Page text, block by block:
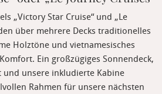
„Victory Star Cruise“ und „Le
über mehrere Decks traditionelles
Holztöne und vietnamesisches
Ein großzügiges Sonnendeck,
und unsere inkludierte Kabine
Rahmen für unsere nächsten